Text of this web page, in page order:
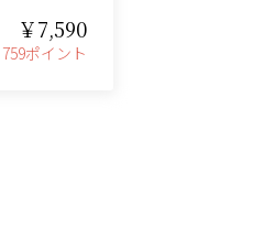
￥7,590
759ポイント